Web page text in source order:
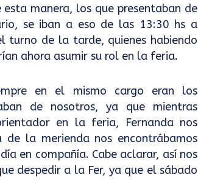
manera, los que presentaban de
se iban a eso de las 13:30 hs a
de la tarde, quienes habiendo
ahora asumir su rol en la feria.
en el mismo cargo eran los
de nosotros, ya que mientras
en la feria, Fernanda nos
la merienda nos encontrábamos
en compañía. Cabe aclarar, así nos
despedir a la Fer, ya que el sábado